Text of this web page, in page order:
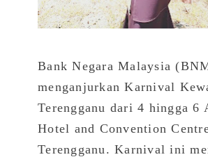
Bank Negara Malaysia
menganjurkan Karnival
Terengganu dari 4 hingga
Hotel and Convention
Terengganu. Karnival ini